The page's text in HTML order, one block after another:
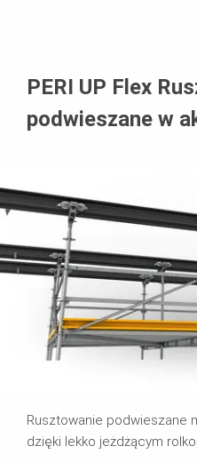
PERI UP Flex
podwieszane w
Rusztowanie podwieszane
dzięki lekko jeżdżącym